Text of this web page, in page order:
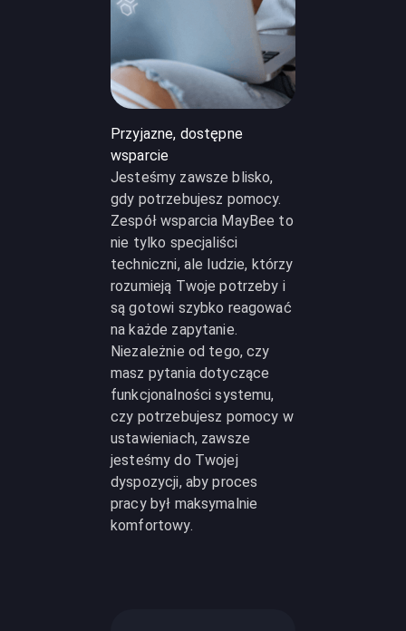
Przyjazne, dostępne
wsparcie
Jesteśmy zawsze blisko,
gdy potrzebujesz pomocy.
Zespół wsparcia MayBee to
nie tylko specjaliści
techniczni, ale ludzie, którzy
rozumieją Twoje potrzeby i
są gotowi szybko reagować
na każde zapytanie.
Niezależnie od tego, czy
masz pytania dotyczące
funkcjonalności systemu,
czy potrzebujesz pomocy w
ustawieniach, zawsze
jesteśmy do Twojej
dyspozycji, aby proces
pracy był maksymalnie
komfortowy.